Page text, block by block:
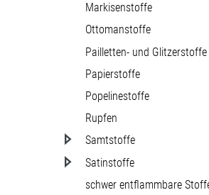
Markisenstoffe
Ottomanstoffe
Pailletten- und Glitzerstoffe
Papierstoffe
Popelinestoffe
Rupfen
Samtstoffe
Satinstoffe
schwer entflammbare